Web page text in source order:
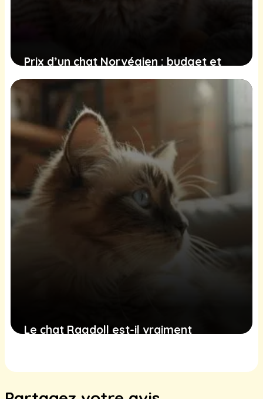
Prix d’un chat Norvégien : budget et
conseils d’achat
Le chat Ragdoll est-il vraiment